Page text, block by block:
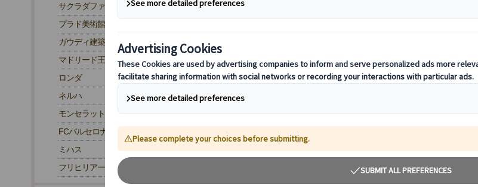
マドリードで本場フラメンコを鑑賞！アーティストの質で
評判の高い老舗タブラオ「トーレス・ベルメハス」で、ス
ペイン伝統舞踊フラメンコをドリンク片手に楽しみましょ
毎日(12/24・25・31、タブラオ手配不可日を除く)
【ディナー、ドリンク付プラン】 約1時間30分
【ワンドリンク付プラン】 約1時間
サクラダファミリア
プラド美術館
ガウディ建築
マドリード王宮
ロンダ
ネルハ
モンセラット
FCバルセロナ・カンプノウ スタジアム
ミハス
フリヒリアーナ